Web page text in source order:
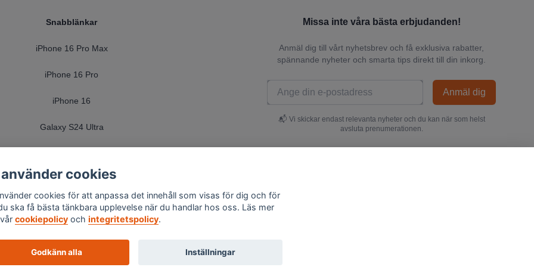
Snabblänkar
iPhone 16 Pro Max
iPhone 16 Pro
iPhone 16
Galaxy S24 Ultra
Galaxy S24
Missa inte våra bästa erbjudanden!
Anmäl dig till vårt nyhetsbrev och få exklusiva rabatter,
spännande nyheter och smarta tips direkt till din inkorg.
Anmäl dig
📬 Vi skickar endast relevanta nyheter och du kan när som helst
avsluta prenumerationen.
© 2026 Skalexperten Sverige AB - Org.nr 559494-1576
cookies
cookies för att anpassa det innehåll som visas för dig och för
ska få bästa tänkbara upplevelse när du handlar hos oss. Läs mer
cookiepolicy och integritetspolicy.
Godkänn alla Inställningar